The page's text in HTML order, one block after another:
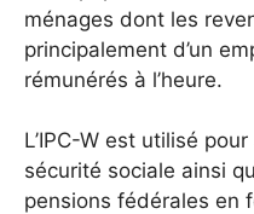
ménages dont les
principalement d’un
rémunérés à l’heure.
L’IPC-W est utilisé
sécurité sociale ainsi
pensions fédérales en